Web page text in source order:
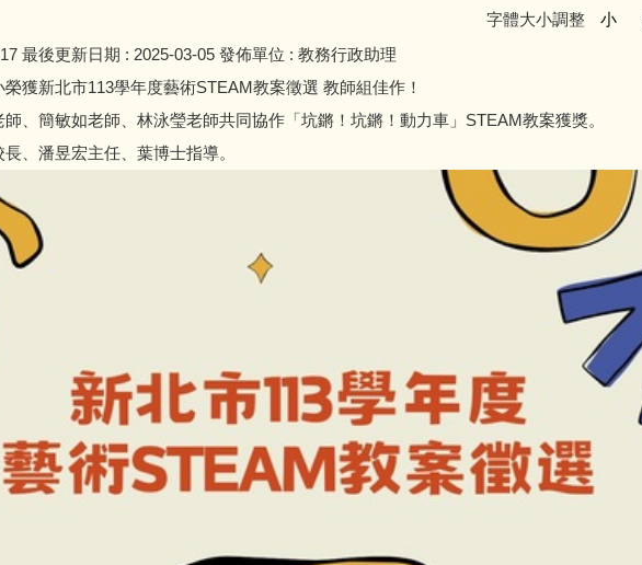
字體大小調整 小
最後更新日期 : 2025-03-05 發佈單位 : 教務行政助理
新北市113學年度藝術STEAM教案徵選 教師組佳作！
、簡敏如老師、林泳瑩老師共同協作「坑鏘！坑鏘！動力車」STEAM教案獲獎。
潘昱宏主任、葉博士指導。